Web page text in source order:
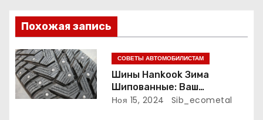
и
я
п
о
Похожая запись
СОВЕТЫ АВТОМОБИЛИСТАМ
Шины Hankook Зима
Шипованные: Ваш
Надежный Партнёр на
Ноя 15, 2024 Sib_ecometal